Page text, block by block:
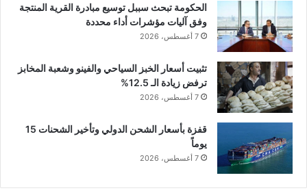
الحكومة تبحث سببل توسيع مبادرة القرية المنتجة
وفق آليات مؤشرات أداء محددة
7 أغسطس، 2026
تثبيت أسعار الخبز السياحي والفينو وشعبة المخابز
ترفض زيادة الـ 12.5%
7 أغسطس، 2026
قفزة بأسعار الشحن الدولي وتأخير الشحنات 15
يوماً
7 أغسطس، 2026